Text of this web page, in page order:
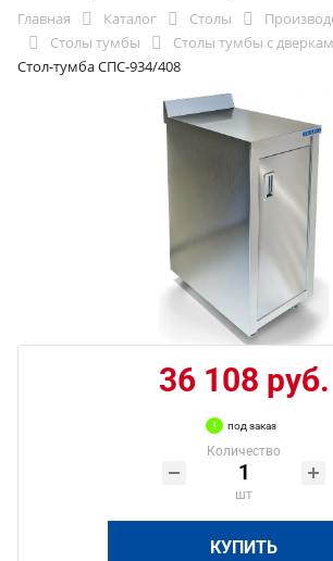
Главная Каталог Столы
Столы тумбы
Столы тумбы с
Стол-тумба СПС-934/408
36 108 руб.
под заказ
Количество
шт
КУПИТЬ